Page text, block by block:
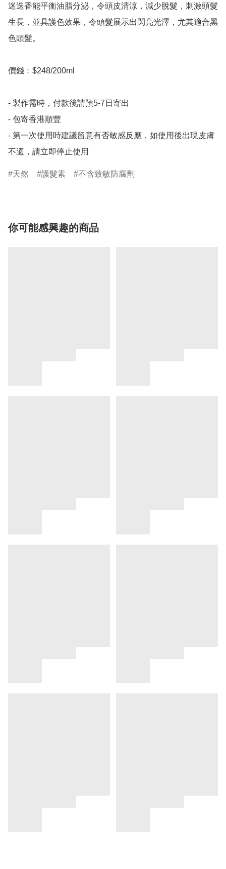
迷迭香能平衡油脂分泌，令頭皮清涼，減少脫髮，刺激頭髮
生長，並具護色效果，令頭髮展示出閃亮光澤，尤其適合黑
色頭髮。
價錢﹕$248/200ml
- 製作需時，付款後請預5-7日寄出
- 包寄香港順豐
- 第一次使用時建議留意有否敏感反應，如使用後出現皮膚
不適，請立即停止使用
天然 護髮素 不含致敏防腐劑
你可能感興趣的商品